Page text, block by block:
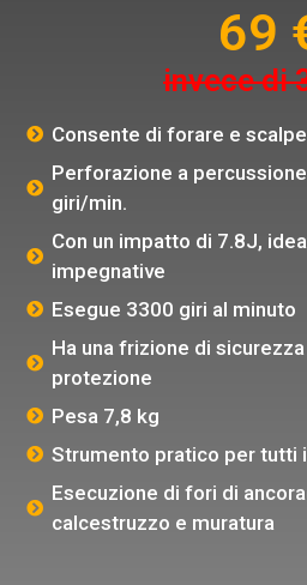
69
invece di
Consente di forare e
Perforazione a
giri/min.
Con un impatto di 7.8J,
impegnative
Esegue 3300 giri al minuto
Ha una frizione di
protezione
Pesa 7,8 kg
Strumento pratico per tutti
Esecuzione di fori di
calcestruzzo e muratura